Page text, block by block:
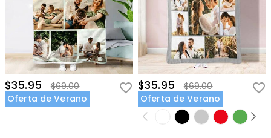
$35.95
$69.00
Oferta de Verano
$35.95
$69.00
Oferta de Verano